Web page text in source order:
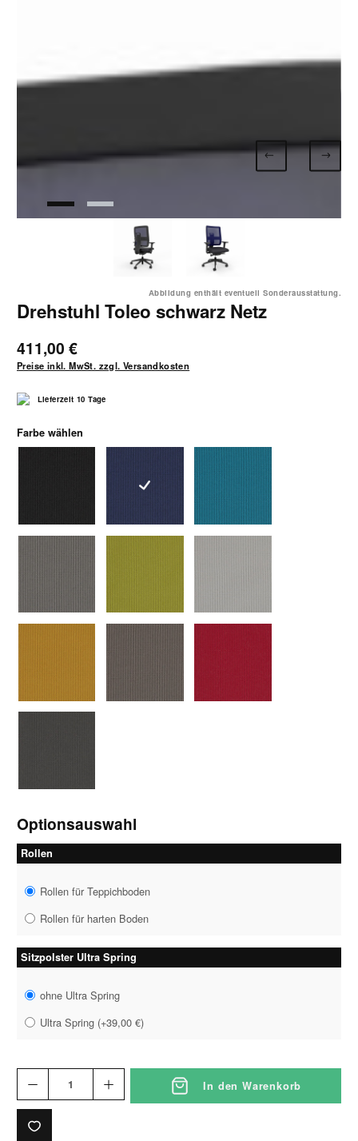
Abbildung enthält eventuell Sonderausstattung.
Drehstuhl Toleo schwarz Netz
411,00 €
Preise inkl. MwSt. zzgl. Versandkosten
Lieferzeit 10 Tage
Farbe wählen
1311dunkelblau
Optionsauswahl
Rollen
Rollen für Teppichboden
Rollen für harten Boden
Sitzpolster Ultra Spring
ohne Ultra Spring
Ultra Spring (+39,00 €)
In den Warenkorb